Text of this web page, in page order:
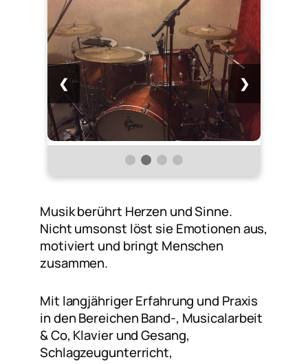
❮ ❯
Musik berührt Herzen und Sinne.
Nicht umsonst löst sie Emotionen aus,
motiviert und bringt Menschen
zusammen.
Mit langjähriger Erfahrung und Praxis
in den Bereichen Band-, Musicalarbeit
& Co, Klavier und Gesang,
Schlagzeugunterricht,